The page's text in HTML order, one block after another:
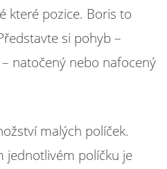
které pozice. Boris to
si pohyb –
natočený nebo nafocený
malých políček.
jednotlivém políčku je